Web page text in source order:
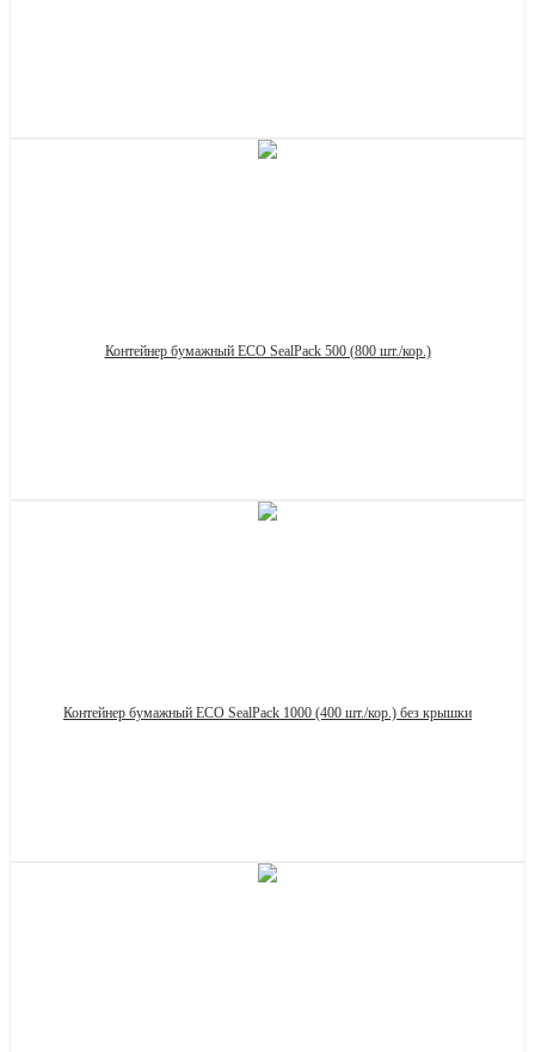
Контейнер бумажный ECO SealPack 500 (800 шт./кор.)
Контейнер бумажный ECO SealPack 1000 (400 шт./кор.) без крышки